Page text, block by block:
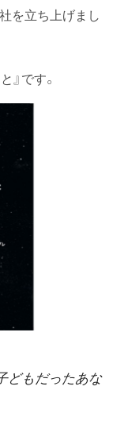
を立ち上げまし
』です。
どもだったあな